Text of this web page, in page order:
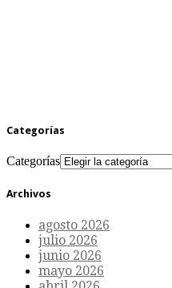
Categorías
Categorías
Archivos
agosto 2026
julio 2026
junio 2026
mayo 2026